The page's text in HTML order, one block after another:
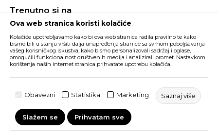
Pravila Sport&Bonus programa
BUZZ Shopovi
Postani dio BUZZ tima
Trenutno si na
Buzz Crna Gora PROMIJENI
Nastojimo da budemo što precizniji u opisu proizvoda, prikazu slika i samih
cijena, ali ne možemo garantovati da su sve informacije kompletne i bez
grešaka. Svi artikli prikazani na sajtu su dio naše ponude i ne podrazumijeva da
su dostupni u svakom trenutku. Raspoloživost robe možete provjeriti pozivom
©2026www.buzzsneakers.me, IzradaNB SOFT. Sva prava
Ova web stranica koristi kolačiće
Kolačiće upotrebljavamo kako bi ova web stranica radila pravilno te kako
bismo bili u stanju vršiti dalja unapređenja stranice sa svrhom poboljšavanja
vašeg korisničkog iskustva, kako bismo personalizovali sadržaj i oglase,
omogućili funkcionalnost društvenih medija i analizirali promet. Nastavkom
korištenja naših internet stranica prihvatate upotrebu kolačića.
Obavezni Statistika Marketing Saznaj više
Slažem se Prihvatam sve